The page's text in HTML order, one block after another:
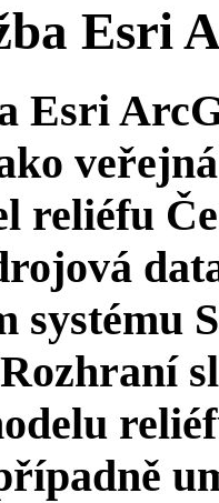
Esri
Esri
reliéfu
systému